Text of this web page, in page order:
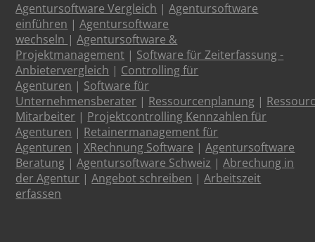
Agentursoftware Vergleich |Agentursoftware
einführen |Agentursoftware
wechseln |Agentursoftware &
Projektmanagement | Software für Zeiterfassung -
Anbietervergleich | Controlling für
Agenturen | Software für
Unternehmensberater | Ressourcenplanung |
Mitarbeiter | Projektcontrolling Kennzahlen für
Agenturen | Retainermanagement für
Agenturen |XRechnung Software |Agentursoftware
Beratung |Agentursoftware Schweiz |Abrechung in
der Agentur |Angebot schreiben |Arbeitszeit
erfassen